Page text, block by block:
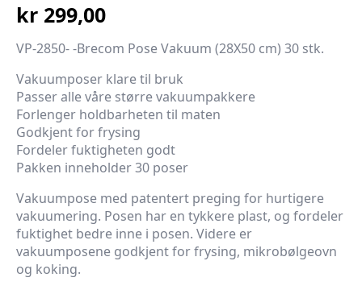
kr 299,00
VP-2850- -Brecom Pose Vakuum (28X50 cm) 30 stk.
Vakuumposer klare til bruk
Passer alle våre større vakuumpakkere
Forlenger holdbarheten til maten
Godkjent for frysing
Fordeler fuktigheten godt
Pakken inneholder 30 poser
Vakuumpose med patentert preging for hurtigere
vakuumering. Posen har en tykkere plast, og fordeler
fuktighet bedre inne i posen. Videre er
vakuumposene godkjent for frysing, mikrobølgeovn
og koking.